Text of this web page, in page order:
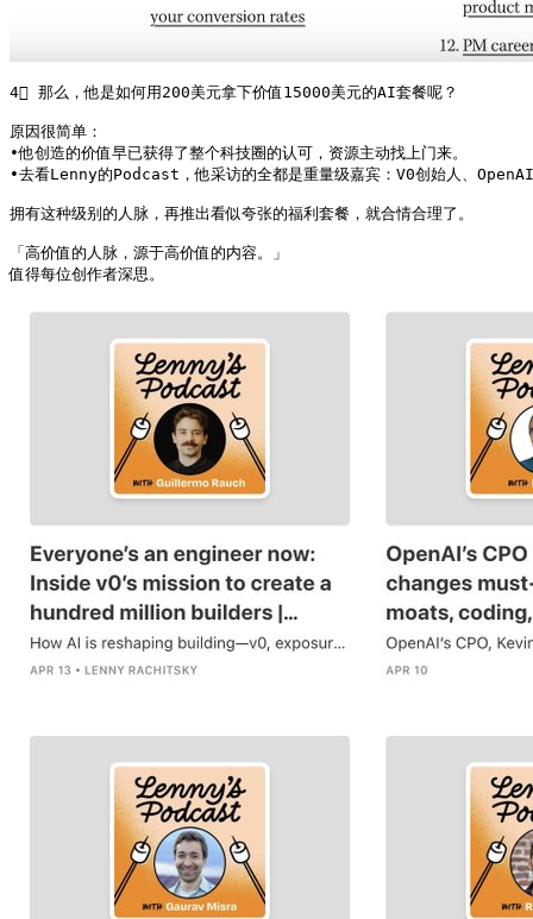
4⃣ 那么，他是如何用200美元拿下价值15000美元的AI套餐呢？
原因很简单：
•他创造的价值早已获得了整个科技圈的认可，资源主动找上门来。
•去看Lenny的Podcast，他采访的全都是重量级嘉宾：V0创始人、
拥有这种级别的人脉，再推出看似夸张的福利套餐，就合情合理了。
「高价值的人脉，源于高价值的内容。」
值得每位创作者深思。